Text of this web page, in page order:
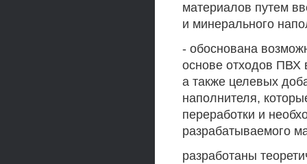
материалов путем
и минерального
- обоснована
основе отходов ПВХ
а также целевых
наполнителя,
переработки и
разрабатываемого
разработаны